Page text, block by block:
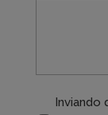
consent
Inviando